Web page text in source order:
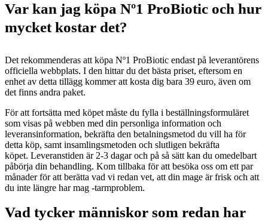
Var kan jag köpa Nº1 ProBiotic och hur
mycket kostar det?
Det rekommenderas att köpa Nº1 ProBiotic endast på leverantörens
officiella webbplats. I den hittar du det bästa priset, eftersom en
enhet av detta tillägg kommer att kosta dig bara 39 euro, även om
det finns andra paket.
För att fortsätta med köpet måste du fylla i beställningsformuläret
som visas på webben med din personliga information och
leveransinformation, bekräfta den betalningsmetod du vill ha för
detta köp, samt insamlingsmetoden och slutligen bekräfta
köpet. Leveranstiden är 2-3 dagar och på så sätt kan du omedelbart
påbörja din behandling. Kom tillbaka för att besöka oss om ett par
månader för att berätta vad vi redan vet, att din mage är frisk och att
du inte längre har mag -tarmproblem.
Vad tycker människor som redan har